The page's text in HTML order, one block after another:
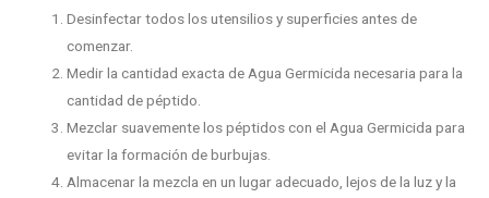
Desinfectar todos los utensilios y superficies antes de
comenzar.
Medir la cantidad exacta de Agua Germicida necesaria para la
cantidad de péptido.
Mezclar suavemente los péptidos con el Agua Germicida para
evitar la formación de burbujas.
Almacenar la mezcla en un lugar adecuado, lejos de la luz y la